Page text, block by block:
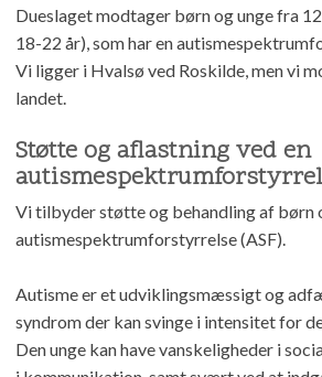
Dueslaget modtager børn og unge fra
18-22 år), som har en
Vi ligger i Hvalsø ved Roskilde, men vi
landet.
Støtte og aflastning ved en
Vi tilbyder støtte og behandling af børn
autismespektrumforstyrrelse (ASF).
Autisme er et udviklingsmæssigt og
syndrom der kan svinge i intensitet for
Den unge kan have vanskeligheder i